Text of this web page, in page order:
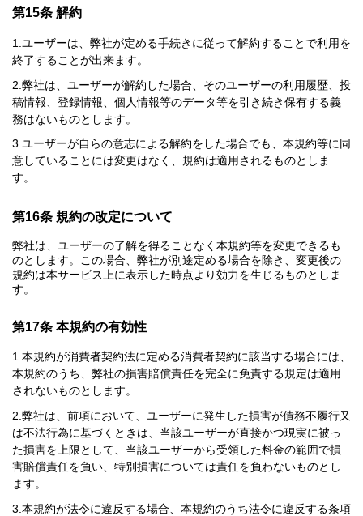
第15条 解約
ユーザーは、弊社が定める手続きに従って解約することで利用を
終了することが出来ます。
弊社は、ユーザーが解約した場合、そのユーザーの利用履歴、投
稿情報、登録情報、個人情報等のデータ等を引き続き保有する義
務はないものとします。
ユーザーが自らの意志による解約をした場合でも、本規約等に同
意していることには変更はなく、規約は適用されるものとしま
す。
第16条 規約の改定について
弊社は、ユーザーの了解を得ることなく本規約等を変更できるも
のとします。この場合、弊社が別途定める場合を除き、変更後の
規約は本サービス上に表示した時点より効力を生じるものとしま
す。
第17条 本規約の有効性
本規約が消費者契約法に定める消費者契約に該当する場合には、
本規約のうち、弊社の損害賠償責任を完全に免責する規定は適用
されないものとします。
弊社は、前項において、ユーザーに発生した損害が債務不履行又
は不法行為に基づくときは、当該ユーザーが直接かつ現実に被っ
た損害を上限として、当該ユーザーから受領した料金の範囲で損
害賠償責任を負い、特別損害については責任を負わないものとし
ます。
本規約が法令に違反する場合、本規約のうち法令に違反する条項